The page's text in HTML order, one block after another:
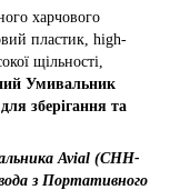
харчового
пластик, high-
щільності,
Умивальник
зберігання та
Avial (CHH-
з Портативного